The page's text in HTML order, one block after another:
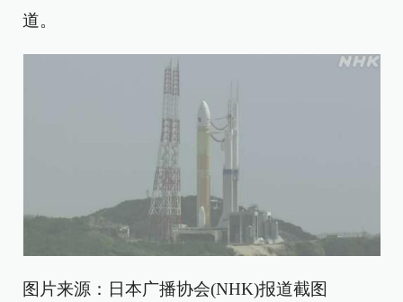
道。
图片来源：日本广播协会(NHK)报道截图